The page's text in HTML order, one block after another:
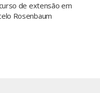
de extensão em
Rosenbaum